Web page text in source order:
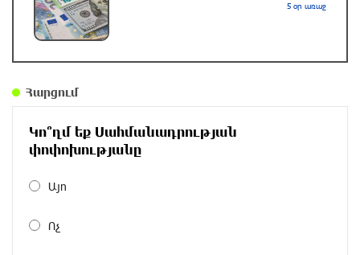
Հրդեհի ահազանգ Սայաթ-Նովա պողոտայում.
շենքից տարհանվել է 5 բնակիչ
Ճապոնական Յակիշիմե կերամիկայի
օգոստոսի 30-ը
5 օր առաջ
Հարցում
Կո՞ղմ եք Սահմանադրության
փոփոխությանը
Այո
Ոչ